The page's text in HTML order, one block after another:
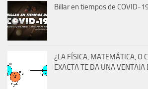
Billar en tiempos de COVID-
¿LA FÍSICA, MATEMÁTICA, O
EXACTA TE DA UNA VENTAJA